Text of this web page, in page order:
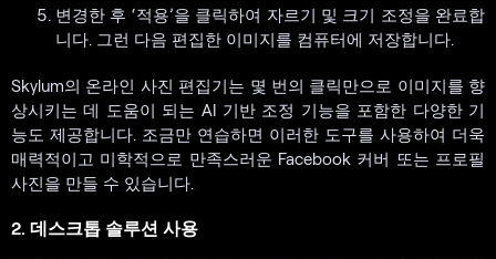
변경한 후 ‘적용’을 클릭하여 자르기 및 크기 조정을 완료합
니다. 그런 다음 편집한 이미지를 컴퓨터에 저장합니다.
Skylum의 온라인 사진 편집기는 몇 번의 클릭만으로 이미지를 향
상시키는 데 도움이 되는 AI 기반 조정 기능을 포함한 다양한 기
능도 제공합니다. 조금만 연습하면 이러한 도구를 사용하여 더욱
매력적이고 미학적으로 만족스러운 Facebook 커버 또는 프로필
사진을 만들 수 있습니다.
2. 데스크톱 솔루션 사용